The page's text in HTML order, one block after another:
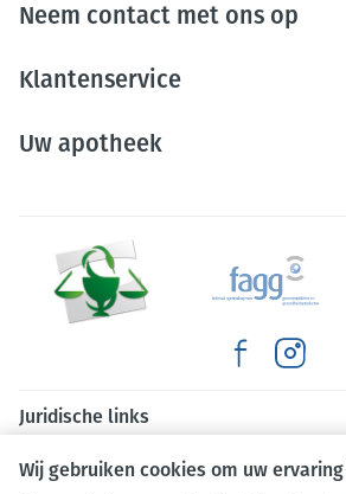
Wij gebruiken cookies om uw
Neem contact met ons op
Klantenservice
Uw apotheek
Juridische links